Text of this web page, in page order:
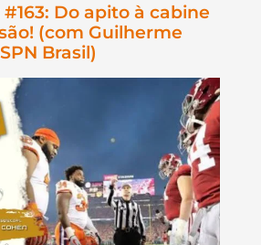
Do apito à cabine
(com Guilherme
Brasil)